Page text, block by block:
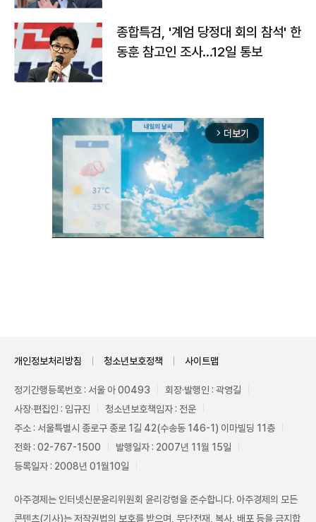
종합특검, '계엄 당정대 회의 참석' 한
동훈 참고인 조사...12일 통보
arrow_forward_ios 더보기
개인정보처리방침 청소년보호정책 사이트맵
정기간행등록번호 : 서울 아 00493
회장·발행인 : 곽영길
사장·편집인 : 임규진
청소년보호책임자 : 전운
주소 : 서울특별시 종로구 종로 1길 42(수송동 146-1) 이마빌딩 11층
전화 : 02-767-1500
발행일자 : 2007년 11월 15일
등록일자 : 2008년 01월10일
아주경제는 인터넷신문윤리위원회 윤리강령을 준수합니다. 아주경제의 모든
콘텐츠(기사)는 저작권법의 보호를 받으며, 무단전재, 복사, 배포 등을 금지합